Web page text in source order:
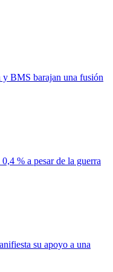
y BMS barajan una fusión
% a pesar de la guerra
su apoyo a una